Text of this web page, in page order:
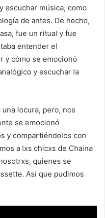
escuchar música, como
de antes. De hecho,
fue un ritual y fue
entender el
y cómo se emocionó
y escuchar la
locura, pero, nos
se emocionó
y compartiéndolos con
a lxs chicxs de Chaina
quienes se
Así que pudimos